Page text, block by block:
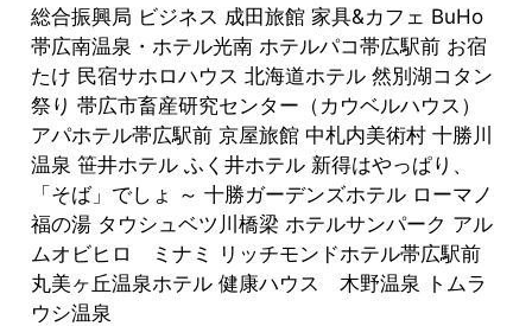
総合振興局 ビジネス 成田旅館 家具&カフェ BuHo
帯広南温泉・ホテル光南 ホテルパコ帯広駅前 お宿
たけ 民宿サホロハウス 北海道ホテル 然別湖コタン
祭り 帯広市畜産研究センター（カウベルハウス）
アパホテル帯広駅前 京屋旅館 中札内美術村 十勝川
温泉 笹井ホテル ふく井ホテル 新得はやっぱり、
「そば」でしょ ～ 十勝ガーデンズホテル ローマノ
福の湯 タウシュベツ川橋梁 ホテルサンパーク アル
ムオビヒロ ミナミ リッチモンドホテル帯広駅前
丸美ヶ丘温泉ホテル 健康ハウス 木野温泉 トムラ
ウシ温泉